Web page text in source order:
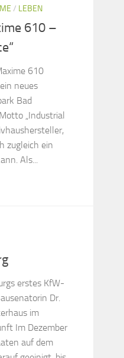
/ LEBEN
610 –
610
neues
Bad
„Industrial
zugleich ein
Als...
erstes KfW-
Dr.
im
Im Dezember
auf dem